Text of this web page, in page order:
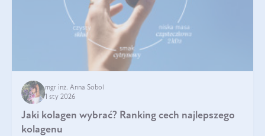
mgr inż. Anna Sobol
1 sty 2026
Jaki kolagen wybrać? Ranking cech najlepszego
kolagenu